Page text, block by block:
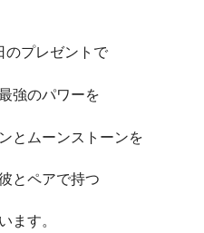
のプレゼントで
強のパワーを
とムーンストーンを
とペアで持つ
ます。